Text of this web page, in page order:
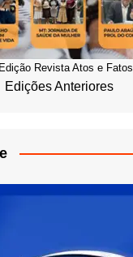
Revista Atos e Fatos
Edições Anteriores